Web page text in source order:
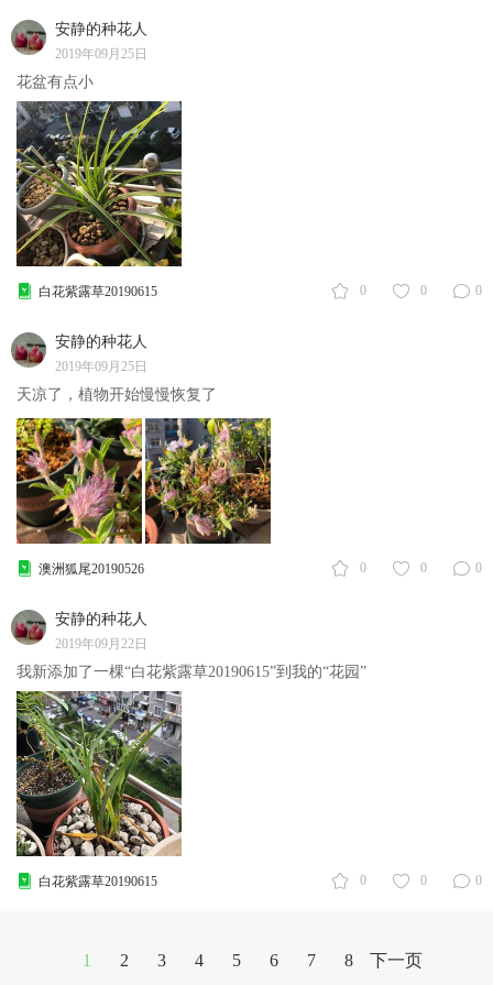
安静的种花人
2019年09月25日
花盆有点小
0 0 0
白花紫露草20190615
安静的种花人
2019年09月25日
天凉了，植物开始慢慢恢复了
0 0 0
澳洲狐尾20190526
安静的种花人
2019年09月22日
我新添加了一棵“白花紫露草20190615”到我的“花园”
0 0 0
白花紫露草20190615
1 2 3 4 5 6 7 8 下一页